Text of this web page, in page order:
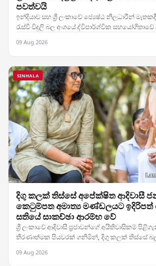
පවත්වයි
ඉන්දියාව සහ ශ්‍රී ලංකාවේ ජ්‍යෙෂ්ඨ නිලධාරීන්
රැස්වී විදුලි බල අංශයේ ද්විපාර්ශ්වික සහයෝගිතාවේ
09 Aug 2026
SINHALA
දිගු කලක් තිස්සේ අපේක්ෂිත ආදිවාසී
කෙටුම්පත අමාත්‍ය මණ්ඩලයට
සතියේ සාකච්ඡා ආරම්භ වේ
ශ්‍රී ලංකාවේ ආදිවාසී ප්‍රජාවන්ගේ අයිතිවාසිකම්
තීරණාත්මක පියවරක් ගනිමින්, දිගු කලක් තිස්සේ
09 Aug 2026